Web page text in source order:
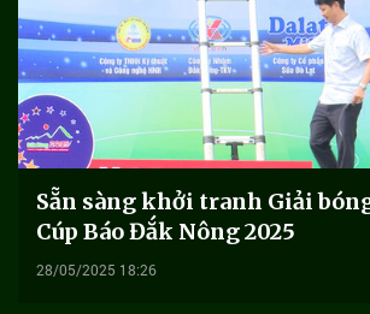
Sẵn sàng khởi tranh Giải
Cúp Báo Đắk Nông 2025
28/05/2025 18:26